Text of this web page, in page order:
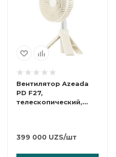
Вентилятор Azeada
PD F27,
телескопический,
399 000 UZS/шт